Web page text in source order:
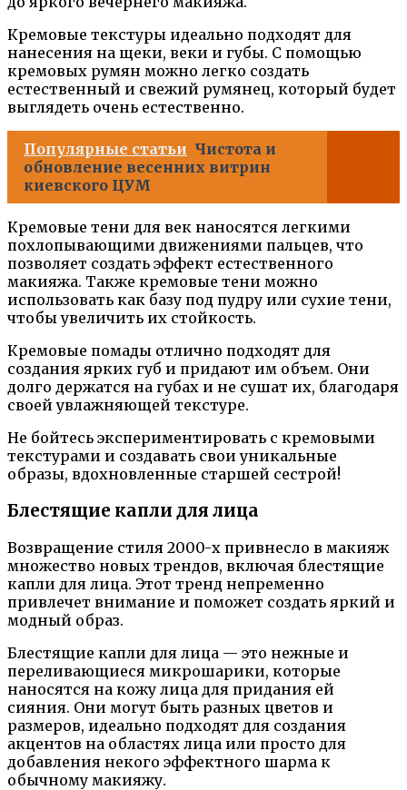
Кремовые текстуры идеально подходят для
нанесения на щеки, веки и губы. С помощью
кремовых румян можно легко создать
естественный и свежий румянец, который будет
выглядеть очень естественно.
Популярные статьи Чистота и
обновление весенних витрин
киевского ЦУМ
Кремовые тени для век наносятся легкими
похлопывающими движениями пальцев, что
позволяет создать эффект естественного
макияжа. Также кремовые тени можно
использовать как базу под пудру или сухие тени,
чтобы увеличить их стойкость.
Кремовые помады отлично подходят для
создания ярких губ и придают им объем. Они
долго держатся на губах и не сушат их, благодаря
своей увлажняющей текстуре.
Не бойтесь экспериментировать с кремовыми
текстурами и создавать свои уникальные
образы, вдохновленные старшей сестрой!
Блестящие капли для лица
Возвращение стиля 2000-х привнесло в макияж
множество новых трендов, включая блестящие
капли для лица. Этот тренд непременно
привлечет внимание и поможет создать яркий и
модный образ.
Блестящие капли для лица — это нежные и
переливающиеся микрошарики, которые
наносятся на кожу лица для придания ей
сияния. Они могут быть разных цветов и
размеров, идеально подходят для создания
акцентов на областях лица или просто для
добавления некого эффектного шарма к
обычному макияжу.